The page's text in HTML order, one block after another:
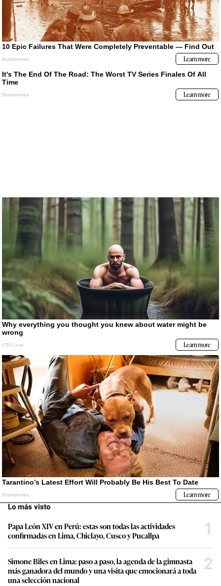
Lo más visto
Papa León XIV en Perú: estas son todas las actividades
confirmadas en Lima, Chiclayo, Cusco y Pucallpa
1
Simone Biles en Lima: paso a paso, la agenda de la gimnasta
más ganadora del mundo y una visita que emocionará a toda
una selección nacional
2